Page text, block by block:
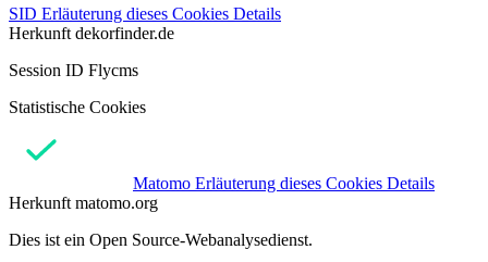
SID Erläuterung dieses Cookies Details
Herkunft dekorfinder.de
Session ID Flycms
Statistische Cookies
Matomo Erläuterung dieses Cookies Details
Herkunft matomo.org
Dies ist ein Open Source-Webanalysedienst.